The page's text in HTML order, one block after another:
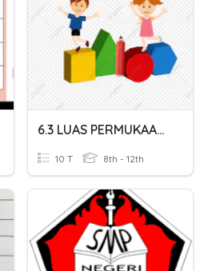
6.3 LUAS PERMUKAAN BENTUK 3 DIMENSI
10 T 8th - 12th